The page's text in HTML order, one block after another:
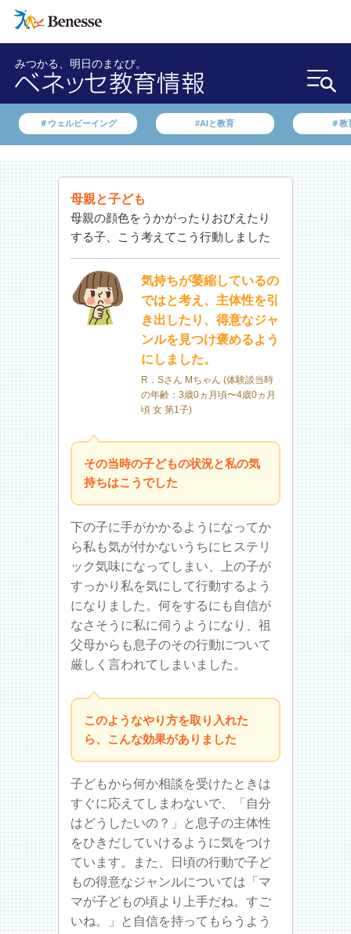
みつかる、明日のまなび。
＃ウェルビーイング #AIと教育 ＃教
母親と子ども
母親の顔色をうかがったりおびえたり
する子、こう考えてこう行動しました
気持ちが萎縮しているの
ではと考え、主体性を引
き出したり、得意なジャ
ンルを見つけ褒めるよう
にしました。
R．Sさん Mちゃん (体験談当時
の年齢：3歳0ヵ月頃〜4歳0ヵ月
頃 女 第1子)
その当時の子どもの状況と私の気
持ちはこうでした
下の子に手がかかるようになってか
ら私も気が付かないうちにヒステリ
ック気味になってしまい、上の子が
すっかり私を気にして行動するよう
になりました。何をするにも自信が
なさそうに私に伺うようになり、祖
父母からも息子のその行動について
厳しく言われてしまいました。
このようなやり方を取り入れた
ら、こんな効果がありました
子どもから何か相談を受けたときは
すぐに応えてしまわないで、「自分
はどうしたいの？」と息子の主体性
をひきだしていけるように気をつけ
ています。また、日頃の行動で子ど
もの得意なジャンルについては「マ
マが子どもの頃より上手だね。すご
いね。」と自信を持ってもらうよう